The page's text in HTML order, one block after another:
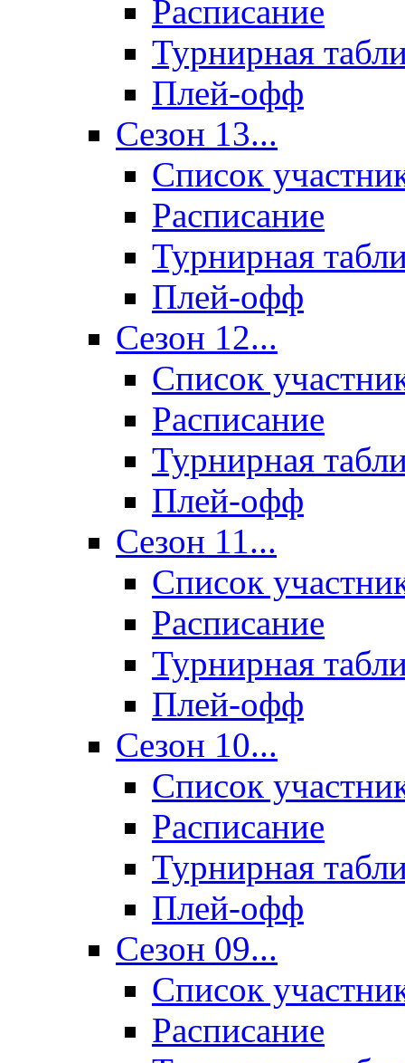
Расписание
Турнирная
Плей-офф
Сезон 13...
Список
Расписание
Турнирная
Плей-офф
Сезон 12...
Список
Расписание
Турнирная
Плей-офф
Сезон 11...
Список
Расписание
Турнирная
Плей-офф
Сезон 10...
Список
Расписание
Турнирная
Плей-офф
Сезон 09...
Список
Расписание